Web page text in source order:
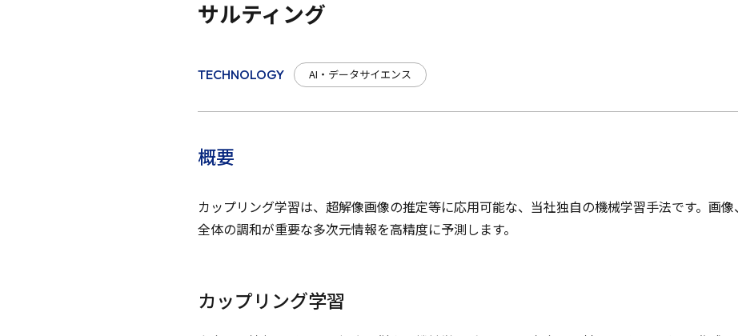
サルティング
TECHNOLOGY AI・データサイエンス
概要
カップリング学習は、超解像画像の推定等に応用可能な、当社独自の機械学習手法です。画像
全体の調和が重要な多次元情報を高精度に予測します。
カップリング学習